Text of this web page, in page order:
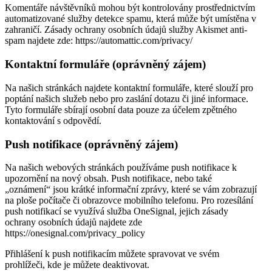
Komentáře návštěvníků mohou být kontrolovány prostřednictvím
automatizované služby detekce spamu, která může být umístěna v
zahraničí. Zásady ochrany osobních údajů služby Akismet anti-
spam najdete zde: https://automattic.com/privacy/
Kontaktní formuláře (oprávněný zájem)
Na našich stránkách najdete kontaktní formuláře, které slouží pro
poptání našich služeb nebo pro zaslání dotazu či jiné informace.
Tyto formuláře sbírají osobní data pouze za účelem zpětného
kontaktování s odpovědí.
Push notifikace (oprávněný zájem)
Na našich webových stránkách používáme push notifikace k
upozornění na nový obsah. Push notifikace, nebo také
„oznámení“ jsou krátké informační zprávy, které se vám zobrazují
na ploše počítače či obrazovce mobilního telefonu. Pro rozesílání
push notifikací se využívá služba OneSignal, jejich zásady
ochrany osobních údajů najdete zde
https://onesignal.com/privacy_policy
Přihlášení k push notifikacím můžete spravovat ve svém
prohlížeči, kde je můžete deaktivovat.